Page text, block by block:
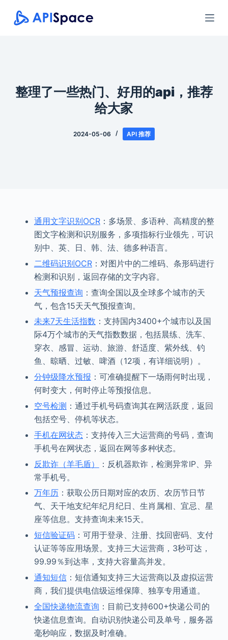
跳
过
整理了一些热门、好用的api，推荐
给大家
2024-05-06 API 推荐
通用文字识别OCR：多场景、多语种、高精度的整
图文字检测和识别服务，多项指标行业领先，可识
别中、英、日、韩、法、德多种语言。
二维码识别OCR：对图片中的二维码、条形码进行
检测和识别，返回存储的文字内容。
天气预报查询 ：查询全国以及全球多个城市的天
气，包含15天天气预报查询。
未来7天生活指数 ：支持国内3400+个城市以及国
际4万个城市的天气指数数据，包括晨练、洗车、
穿衣、感冒、运动、旅游、舒适度、紫外线、钓
鱼、晾晒、过敏、啤酒（12项，有详细说明）。
分钟级降水预报 ：可准确提醒下一场雨何时出现，
何时变大，何时停止等预报信息。
空号检测 ：通过手机号码查询其在网活跃度，返回
包括空号、停机等状态。
手机在网状态：支持传入三大运营商的号码，查询
手机号在网状态，返回在网等多种状态。
反欺诈（羊毛盾）
：反机器欺诈，检测异常IP、异
常手机号。
万年历：获取公历日期对应的农历、农历节日节
气、天干地支纪年纪月纪日、生肖属相、宜忌、星
座等信息。支持查询未来15天。
短信验证码：可用于登录、注册、找回密码、支付
认证等等应用场景。支持三大运营商，3秒可达，
99.99％到达率，支持大容量高并发。
通知短信：短信通知支持三大运营商以及虚拟运营
商，我们提供电信级运维保障、独享专用通道。
全国快递物流查询 ：目前已支持600+快递公司的
快递信息查询。自动识别快递公司及单号，服务器
毫秒响应，数据及时准确。